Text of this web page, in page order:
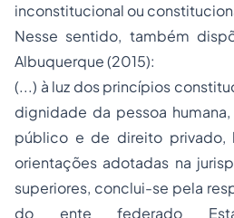
inconstitucional ou
Nesse sentido, também
Albuquerque (2015):
(...) à luz dos princípios
dignidade da pessoa
público e de direito privado,
orientações adotadas na
superiores, conclui-se pela
do ente federado